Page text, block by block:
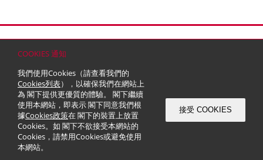
COOKIES 通知
我們使用Cookies（請查看我們的
Cookies列表），以確保我們在網站上
為 閣下提供更優質的體驗。 閣下繼續
使用本網站，即表示 閣下同意我們根
據Cookies政策在 閣下的裝置上放置
Cookies。如 閣下不欲接受本網站的
Cookies，請禁用Cookies或避免使用
本網站。
接受 COOKIES
© 2026 嘉里建設有限公司 (於百慕達註冊成立之有限公司)